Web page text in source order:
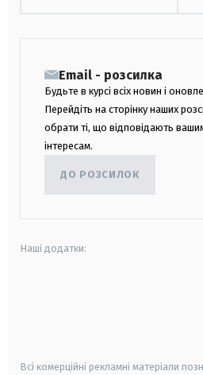
Email - розсилка
Будьте в курсі всіх новин і
Перейдіть на сторінку наших
обрати ті, що відповідають
інтересам.
ДО РОЗСИЛОК
Наші додатки:
Всі комерційні рекламні матеріали